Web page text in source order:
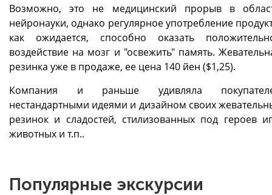
Возможно, это не медицинский прорыв в
нейронауки, однако регулярное употребление
как ожидается, способно оказать
воздействие на мозг и "освежить" память.
резинка уже в продаже, ее цена 140 йен ($1,25).
Компания и раньше удивляла
нестандартными идеями и дизайном своих
резинок и сладостей, стилизованных под героев
животных и т.п..
Популярные экскурсии